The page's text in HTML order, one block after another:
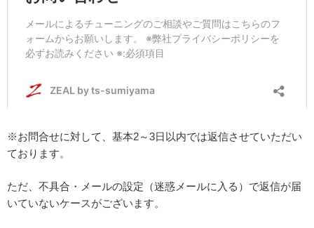
※お問合せに対して、基本2～3日以内では返信させていただい
ております。
ただ、不具合・メールの設定（迷惑メールに入る）で返信が届
いていないケースがございます。